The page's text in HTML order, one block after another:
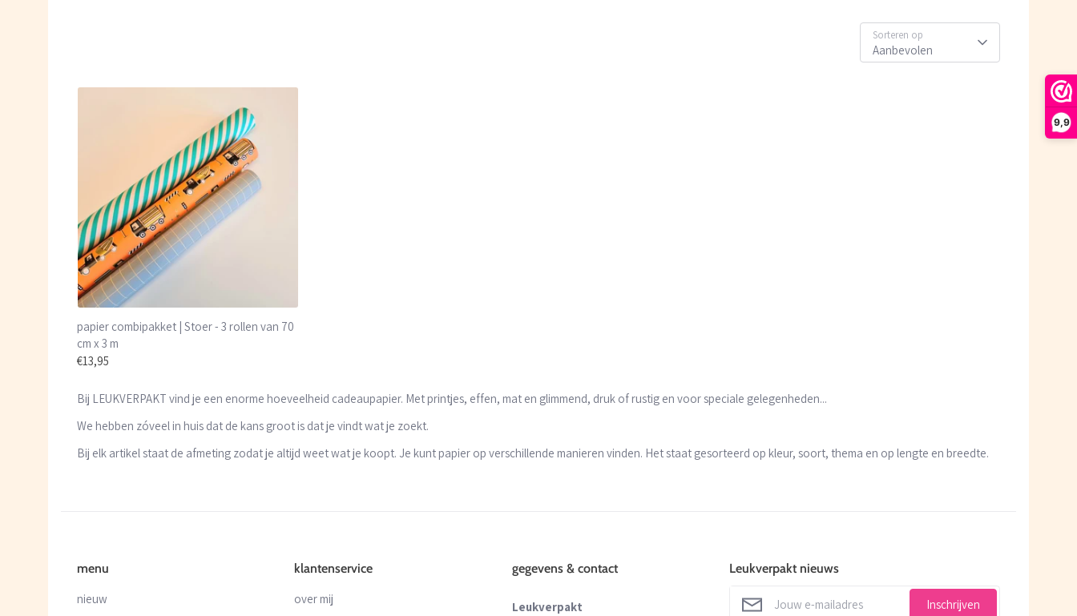
9,9
Sorteren op
Aanbevolen
papier combipakket | Stoer - 3 rollen van 70
cm x 3 m
€13,95
Bij LEUKVERPAKT vind je een enorme hoeveelheid cadeaupapier. Met printjes, effen, mat en glimmend, druk of rustig en voor speciale gelegenheden...
We hebben zóveel in huis dat de kans groot is dat je vindt wat je zoekt.
Bij elk artikel staat de afmeting zodat je altijd weet wat je koopt. Je kunt papier op verschillende manieren vinden. Het staat gesorteerd op kleur, soort, thema en op lengte en breedte.
menu
nieuw
klantenservice
over mij
gegevens & contact
Leukverpakt
Leukverpakt nieuws
Inschrijven